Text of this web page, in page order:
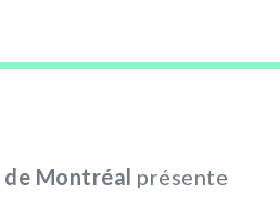
de Montréal présente